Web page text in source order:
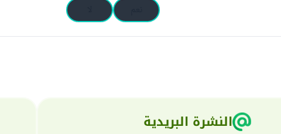
النشرة البريدية